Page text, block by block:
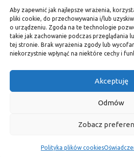
Aby zapewnić jak najlepsze wrażenia,
pliki cookie, do przechowywania i/lub
o urządzeniu. Zgoda na te technologie
takie jak zachowanie podczas przeglądania
tej stronie. Brak wyrażenia zgody lub
niekorzystnie wpłynąć na niektóre cechy i
Akceptuję
Odmów
Zobacz
Polityka plików cookies
Antique Fantasy
Wymiary:320 x 190
Cena:1300 zł /
Bianco Carrara C